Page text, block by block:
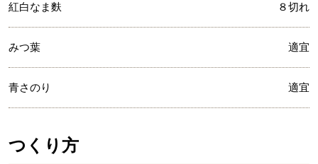
紅白なま麩 ８切れ
みつ葉 適宜
青さのり 適宜
つくり方